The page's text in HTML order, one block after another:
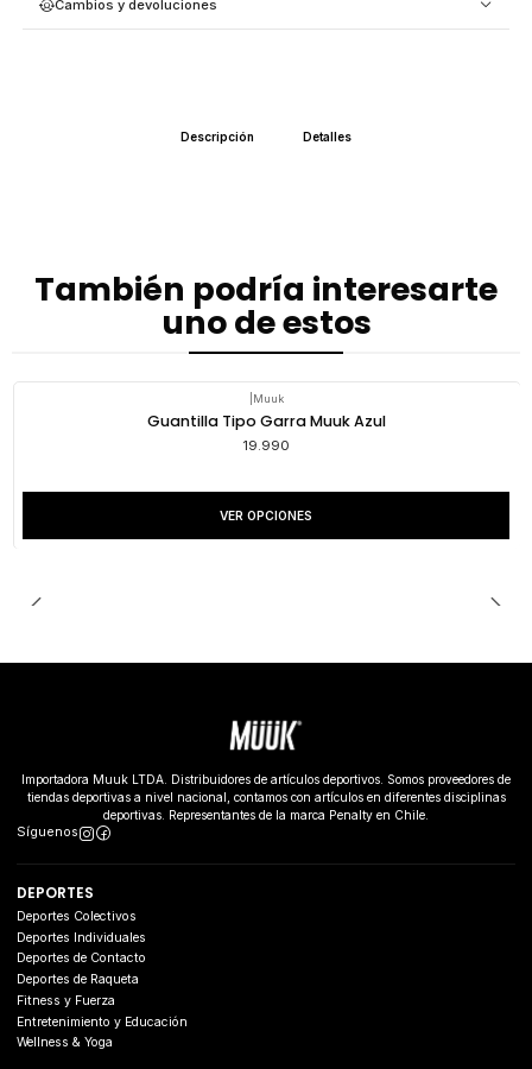
Cambios y devoluciones
Descripción Detalles
También podría interesarte
uno de estos
Muuk
Guantilla Tipo Garra Muuk Azul
19.990
VER OPCIONES
Importadora Muuk LTDA. Distribuidores de artículos deportivos. Somos proveedores de
tiendas deportivas a nivel nacional, contamos con artículos en diferentes disciplinas
deportivas. Representantes de la marca Penalty en Chile.
Síguenos
DEPORTES
Deportes Colectivos
Deportes Individuales
Deportes de Contacto
Deportes de Raqueta
Fitness y Fuerza
Entretenimiento y Educación
Wellness & Yoga